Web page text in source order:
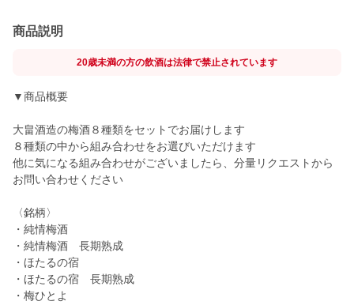
商品説明
20歳未満の方の飲酒は法律で禁止されています
▼商品概要
大畠酒造の梅酒８種類をセットでお届けします
８種類の中から組み合わせをお選びいただけます
他に気になる組み合わせがございましたら、分量リクエストから
お問い合わせください
〈銘柄〉
・純情梅酒
・純情梅酒 長期熟成
・ほたるの宿
・ほたるの宿 長期熟成
・梅ひとよ